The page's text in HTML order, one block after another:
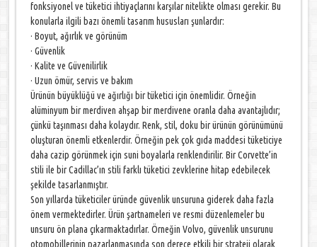
fonksiyonel ve tüketici ihtiyaçlarını karşılar nitelikte olması gerekir. Bu
konularla ilgili bazı önemli tasarım hususları şunlardır:
· Boyut, ağırlık ve görünüm
· Güvenlik
· Kalite ve Güvenilirlik
· Uzun ömür, servis ve bakım
Ürünün büyüklüğü ve ağırlığı bir tüketici için önemlidir. Örneğin
alüminyum bir merdiven ahşap bir merdivene oranla daha avantajlıdır;
çünkü taşınması daha kolaydır. Renk, stil, doku bir ürünün görünümünü
oluşturan önemli etkenlerdir. Örneğin pek çok gıda maddesi tüketiciye
daha cazip görünmek için suni boyalarla renklendirilir. Bir Corvette’in
stili ile bir Cadillac’ın stili farklı tüketici zevklerine hitap edebilecek
şekilde tasarlanmıştır.
Son yıllarda tüketiciler üründe güvenlik unsuruna giderek daha fazla
önem vermektedirler. Ürün şartnameleri ve resmi düzenlemeler bu
unsuru ön plana çıkarmaktadırlar. Örneğin Volvo, güvenlik unsurunu
otomobillerinin pazarlanmasında son derece etkili bir strateji olarak